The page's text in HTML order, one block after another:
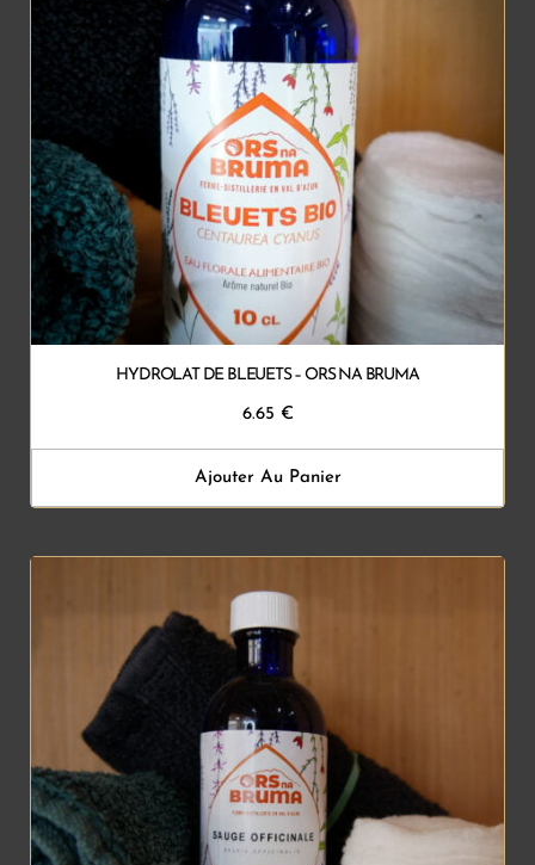
HYDROLAT DE BLEUETS – ORS NA BRUMA
6.65 €
Ajouter Au Panier